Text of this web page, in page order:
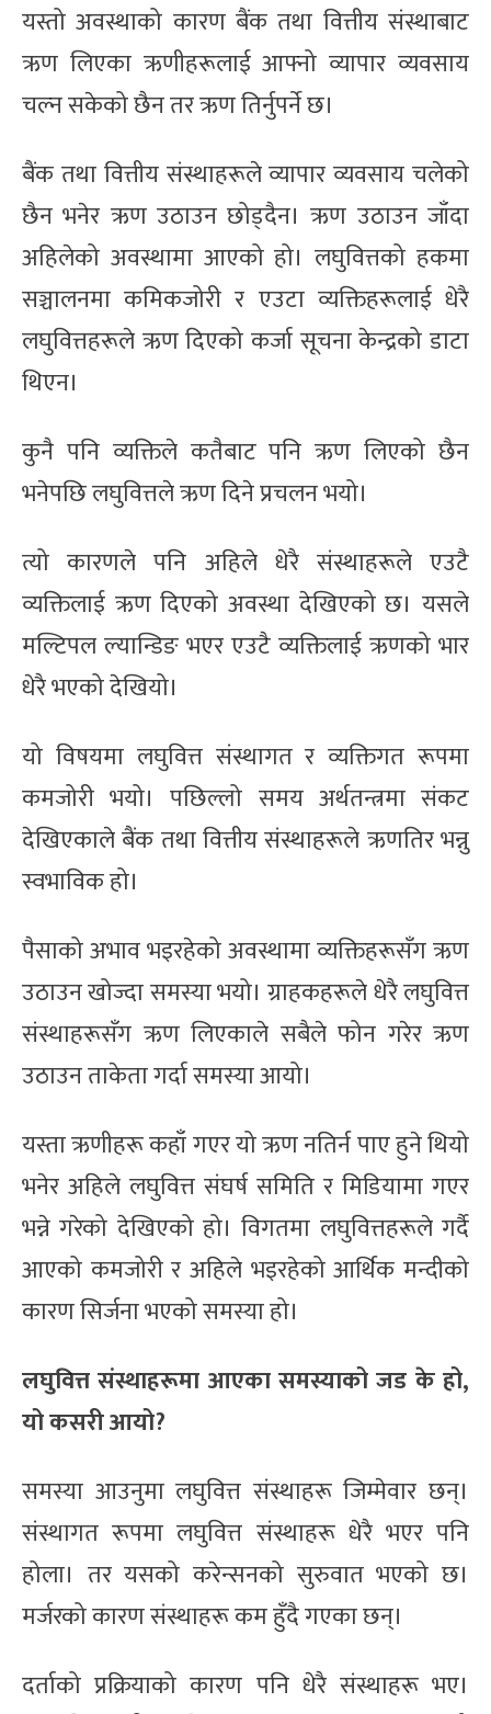
यस्तो अवस्थाको कारण बैंक तथा वित्तीय संस्थाबाट
ऋण लिएका ऋणीहरूलाई आफ्नो व्यापार व्यवसाय
चल्न सकेको छैन तर ऋण तिर्नुपर्ने छ।
बैंक तथा वित्तीय संस्थाहरूले व्यापार व्यवसाय चलेको
छैन भनेर ऋण उठाउन छोड्दैन। ऋण उठाउन जाँदा
अहिलेको अवस्थामा आएको हो। लघुवित्तको हकमा
सञ्चालनमा कमिकजोरी र एउटा व्यक्तिहरूलाई धेरै
लघुवित्तहरूले ऋण दिएको कर्जा सूचना केन्द्रको डाटा
थिएन।
कुनै पनि व्यक्तिले कतैबाट पनि ऋण लिएको छैन
भनेपछि लघुवित्तले ऋण दिने प्रचलन भयो।
त्यो कारणले पनि अहिले धेरै संस्थाहरूले एउटै
व्यक्तिलाई ऋण दिएको अवस्था देखिएको छ। यसले
मल्टिपल ल्यान्डिङ भएर एउटै व्यक्तिलाई ऋणको भार
धेरै भएको देखियो।
यो विषयमा लघुवित्त संस्थागत र व्यक्तिगत रूपमा
कमजोरी भयो। पछिल्लो समय अर्थतन्त्रमा संकट
देखिएकाले बैंक तथा वित्तीय संस्थाहरूले ऋणतिर भन्नु
स्वभाविक हो।
पैसाको अभाव भइरहेको अवस्थामा व्यक्तिहरूसँग ऋण
उठाउन खोज्दा समस्या भयो। ग्राहकहरूले धेरै लघुवित्त
संस्थाहरूसँग ऋण लिएकाले सबैले फोन गरेर ऋण
उठाउन ताकेता गर्दा समस्या आयो।
यस्ता ऋणीहरू कहाँ गएर यो ऋण नतिर्न पाए हुने थियो
भनेर अहिले लघुवित्त संघर्ष समिति र मिडियामा गएर
भन्ने गरेको देखिएको हो। विगतमा लघुवित्तहरूले गर्दै
आएको कमजोरी र अहिले भइरहेको आर्थिक मन्दीको
कारण सिर्जना भएको समस्या हो।
लघुवित्त संस्थाहरूमा आएका समस्याको जड के हो,
यो कसरी आयो?
समस्या आउनुमा लघुवित्त संस्थाहरू जिम्मेवार छन्।
संस्थागत रूपमा लघुवित्त संस्थाहरू धेरै भएर पनि
होला। तर यसको करेन्सनको सुरुवात भएको छ।
मर्जरको कारण संस्थाहरू कम हुँदै गएका छन्।
दर्ताको प्रक्रियाको कारण पनि धेरै संस्थाहरू भए।